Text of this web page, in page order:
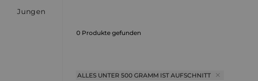
Jungen
0 Produkte gefunden
ALLES UNTER 500 GRAMM IST AUFSCHNITT